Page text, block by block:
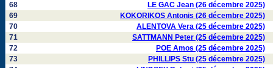
68
LE GAC Jean (26 décembre 2025)
69
KOKORIKOS Antonis (26 décembre 2025)
70
ALENTOVA Vera (25 décembre 2025)
71
SATTMANN Peter (25 décembre 2025)
72
POE Amos (25 décembre 2025)
73
PHILLIPS Stu (25 décembre 2025)